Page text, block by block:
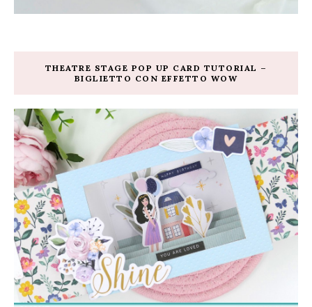
THEATRE STAGE POP UP CARD TUTORIAL –
BIGLIETTO CON EFFETTO WOW